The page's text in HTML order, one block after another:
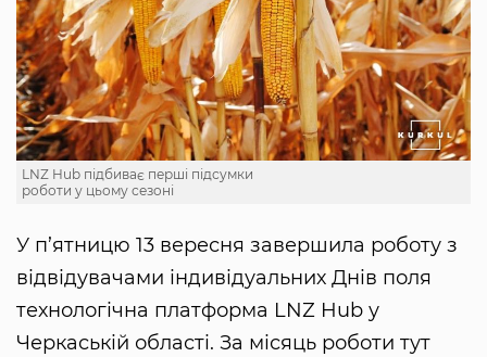
LNZ Hub підбиває перші підсумки
роботи у цьому сезоні
У п’ятницю 13 вересня завершила роботу з
відвідувачами індивідуальних Днів поля
технологічна платформа LNZ Hub у
Черкаській області. За місяць роботи тут